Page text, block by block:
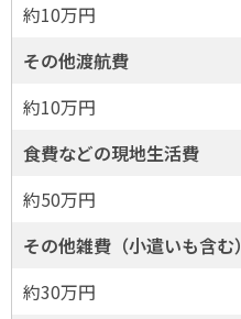
約10万円
その他渡航費
約10万円
食費などの現地生活費
約50万円
その他雑費（小遣いも含む）
約30万円